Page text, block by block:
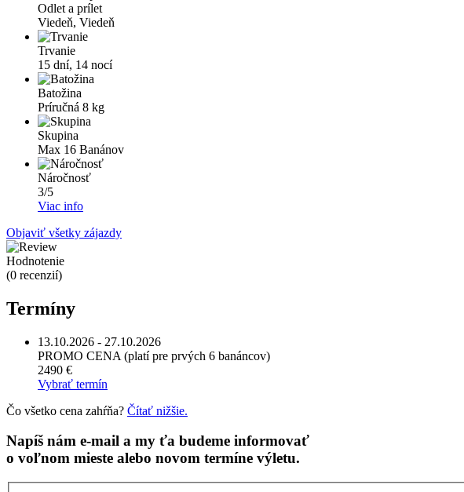
Odlet a prílet
Viedeň, Viedeň
Trvanie
15 dní, 14 nocí
Batožina
Príručná 8 kg
Skupina
Max 16 Banánov
Náročnosť
3/5
Viac info
Objaviť všetky zájazdy
Hodnotenie
(0 recenzií)
Termíny
13.10.2026 - 27.10.2026
PROMO CENA (platí pre prvých 6 banáncov)
2490 €
Vybrať termín
Čo všetko cena zahŕňa? Čítať nižšie.
Napíš nám e-mail a my ťa budeme informovať
o voľnom mieste alebo novom termíne výletu.